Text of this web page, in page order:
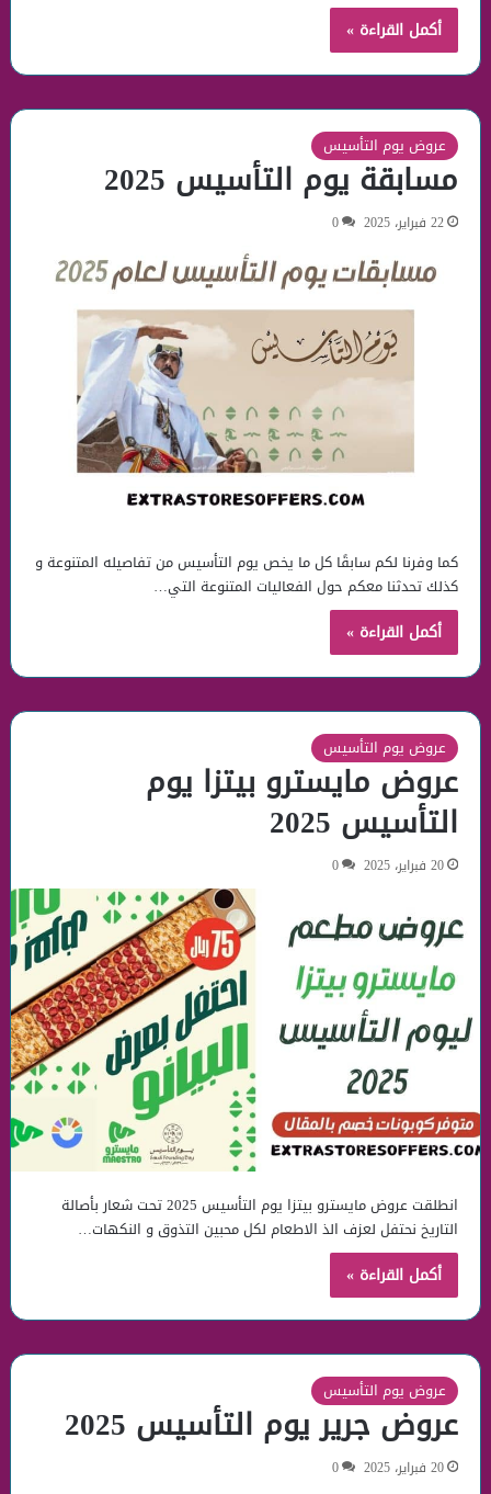
أكمل القراءة »
عروض يوم التأسيس
مسابقة يوم التأسيس 2025
22 فبراير، 2025 0
كما وفرنا لكم سابقًا كل ما يخص يوم التأسيس من تفاصيله المتنوعة و
كذلك تحدثنا معكم حول الفعاليات المتنوعة التي…
أكمل القراءة »
عروض يوم التأسيس
عروض مايسترو بيتزا يوم
التأسيس 2025
20 فبراير، 2025 0
انطلقت عروض مايسترو بيتزا يوم التأسيس 2025 تحت شعار بأصالة
التاريخ نحتفل لعزف الذ الاطعام لكل محبين التذوق و النكهات…
أكمل القراءة »
عروض يوم التأسيس
عروض جرير يوم التأسيس 2025
20 فبراير، 2025 0